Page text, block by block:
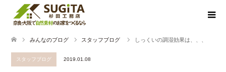
みんなのブログ スタッフブログ しっくいの調湿効果は、、、
スタッフブログ 2019.01.08